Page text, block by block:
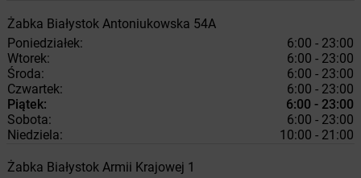
Żabka Białystok Antoniukowska 54A
Poniedziałek:
6:00 - 23:00
Wtorek:
6:00 - 23:00
Środa:
6:00 - 23:00
Czwartek:
6:00 - 23:00
Piątek:
6:00 - 23:00
Sobota:
6:00 - 23:00
Niedziela:
10:00 - 21:00
Żabka Białystok Armii Krajowej 1